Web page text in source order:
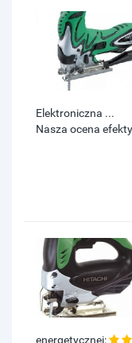
Elektroniczna ...
Nasza ocena
energetycznej: